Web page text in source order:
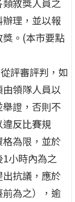
敘獎人員之
理，並以報
。(本市要點
評審評判，如
領隊人員以
證，否則不
反比賽規
為限，並於
小時內為之
出抗議，應於
為之），逾